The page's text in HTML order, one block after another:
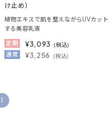
け止め）
植物エキスで肌を整えながらUVカット
する美容乳液
定期
¥3,093 (税込)
通常 ¥3,256 (税込)
1